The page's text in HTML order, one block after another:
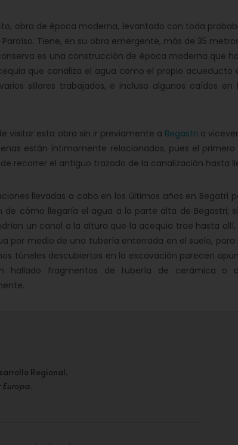
obra de época moderna, levantado con toda
Tiene, en su obra emergente, más de 35
es una construcción de época moderna que
que canaliza el agua como el propio acueducto
sillares trabajados, e incluso algunos caídos
visitar esta obra sin ir previamente a Begastri o
están íntimamente relacionados, pues el
recorrer el antiguo trazado de la canalización hasta
llevadas a cabo en los últimos años en Begatri
de cómo llegaría el agua a la parte alta de Begastri;
un canal a la altura que la acequia trae hasta
por medio de una tubería enterrada en el suelo,
túneles descubiertos en la excavación parecen
hallado fragmentos de tubería de cerámica o
Regional.
Europa.